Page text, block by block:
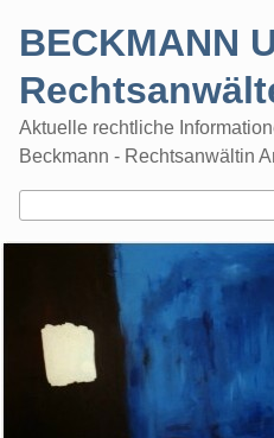
BECKMANN
Aktuelle rechtliche
Beckmann - Rechtsanwältin